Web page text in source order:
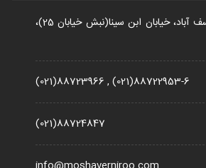
آدرس : تهران، یوسف آباد، خیابان ابن سینا(نبش خیابان 25)،
(021)88723966 , (021)88722953-6
(021)88724847